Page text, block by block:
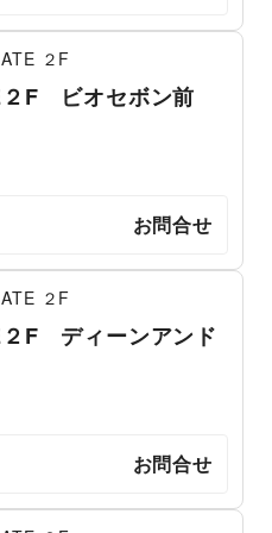
２F
F ビオセボン前
お問合せ
２F
F ディーンアンド
お問合せ